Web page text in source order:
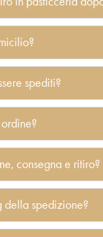
spediti?
consegna e ritiro?
della spedizione?